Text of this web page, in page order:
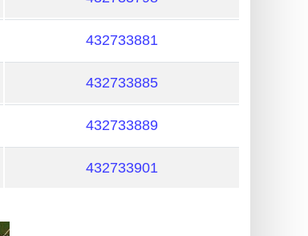
432733881
432733885
432733889
432733901